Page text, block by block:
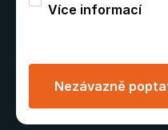
Více informací